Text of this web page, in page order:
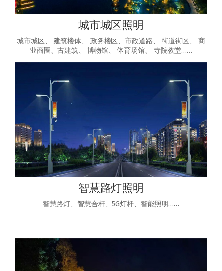
城市城区照明
城市城区、 建筑楼体、 政务楼区、市政道路、 街道街区、 商
业商圈、古建筑、 博物馆、 体育场馆、 寺院教堂……
智慧路灯照明
智慧路灯、智慧合杆、5G灯杆、智能照明……